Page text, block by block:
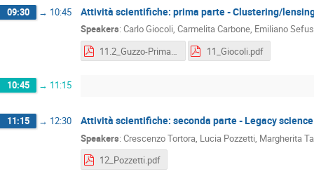
09:30 → 10:45 Attività scientifiche: prima parte - Clustering/
Speakers: Carlo Giocoli, Carmelita Carbone, Emiliano
11.2_Guzzo-PrimaryScienceStatus.pdf
11_Giocoli.pdf
10:45 → 11:15
11:15 → 12:30 Attività scientifiche: seconda parte - Legacy science
Speakers: Crescenzo Tortora, Lucia Pozzetti, Margherita
12_Pozzetti.pdf